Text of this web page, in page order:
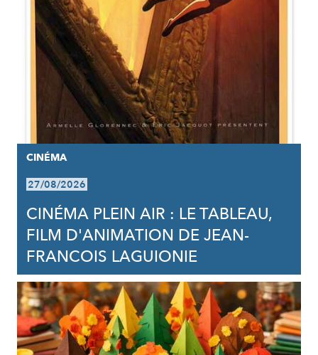
CINÉMA
27/08/2026
CINÉMA PLEIN AIR : LE TABLEAU,
FILM D'ANIMATION DE JEAN-
FRANCOIS LAGUIONIE